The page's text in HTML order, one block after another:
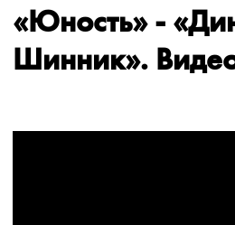
«Юность» -
Шинник».